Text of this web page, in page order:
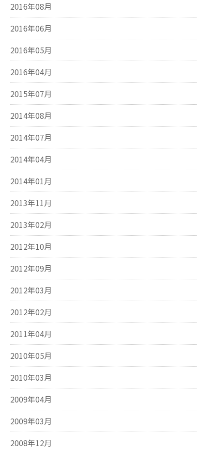
2016年08月
2016年06月
2016年05月
2016年04月
2015年07月
2014年08月
2014年07月
2014年04月
2014年01月
2013年11月
2013年02月
2012年10月
2012年09月
2012年03月
2012年02月
2011年04月
2010年05月
2010年03月
2009年04月
2009年03月
2008年12月